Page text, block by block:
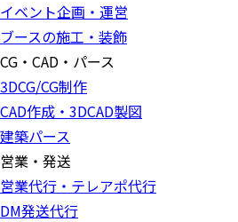
イベント企画・運営
ブースの施工・装飾
CG・CAD・パース
3DCG/CG制作
CAD作成・3DCAD製図
建築パース
営業・発送
営業代行・テレアポ代行
DM発送代行